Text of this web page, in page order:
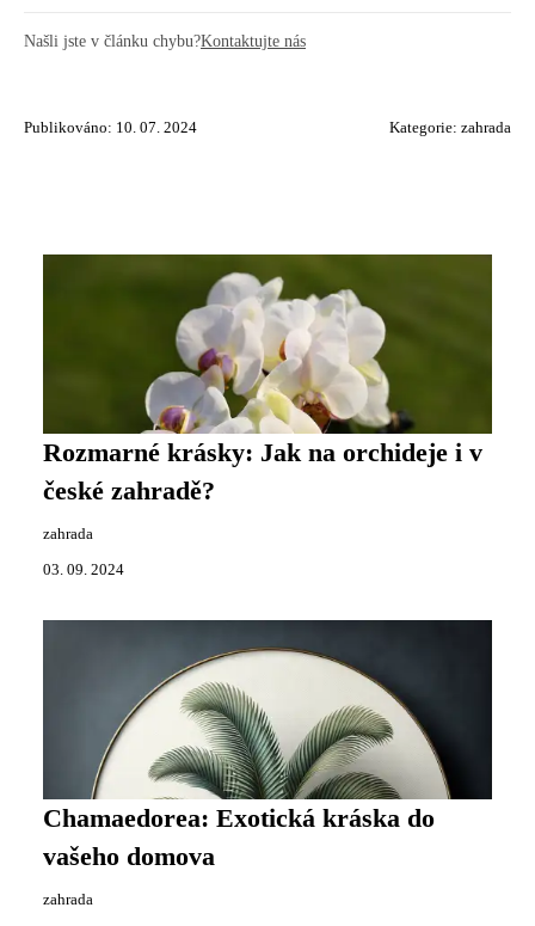
Našli jste v článku chybu?Kontaktujte nás
Publikováno: 10. 07. 2024 Kategorie: zahrada
Rozmarné krásky: Jak na orchideje i v
české zahradě?
zahrada
03. 09. 2024
Chamaedorea: Exotická kráska do
vašeho domova
zahrada